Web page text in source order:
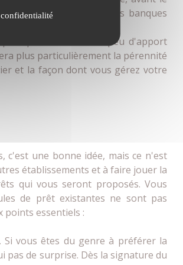
Généralement, les banques
personnel ou de peu d'apport
plus particulièrement la pérennité
et la façon dont vous gérez votre
c'est une bonne idée, mais ce n'est
établissements et à faire jouer la
qui vous seront proposés. Vous
de prêt existantes ne sont pas
points essentiels :
Si vous êtes du genre à préférer la
pas de surprise. Dès la signature du